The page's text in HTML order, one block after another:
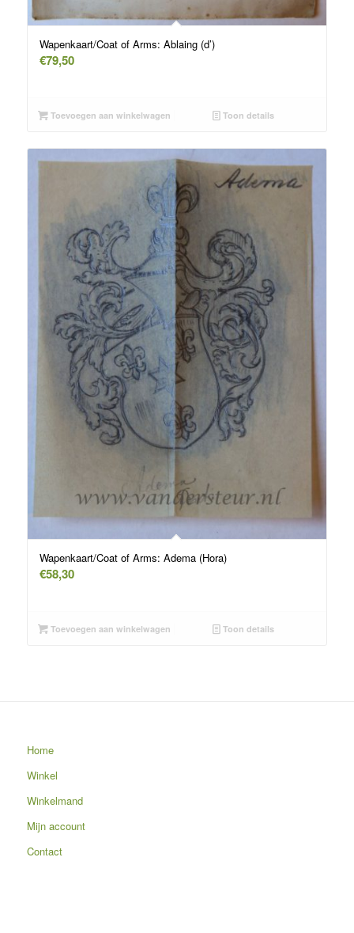
Wapenkaart/Coat of Arms: Ablaing (d’)
€79,50
Toevoegen aan winkelwagen Toon details
Wapenkaart/Coat of Arms: Adema (Hora)
€58,30
Toevoegen aan winkelwagen Toon details
Home
Winkel
Winkelmand
Mijn account
Contact